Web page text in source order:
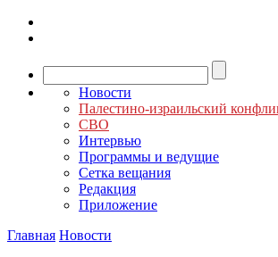
Новости
Палестино-израильский
СВО
Интервью
Программы и ведущие
Сетка вещания
Редакция
Приложение
Главная Новости